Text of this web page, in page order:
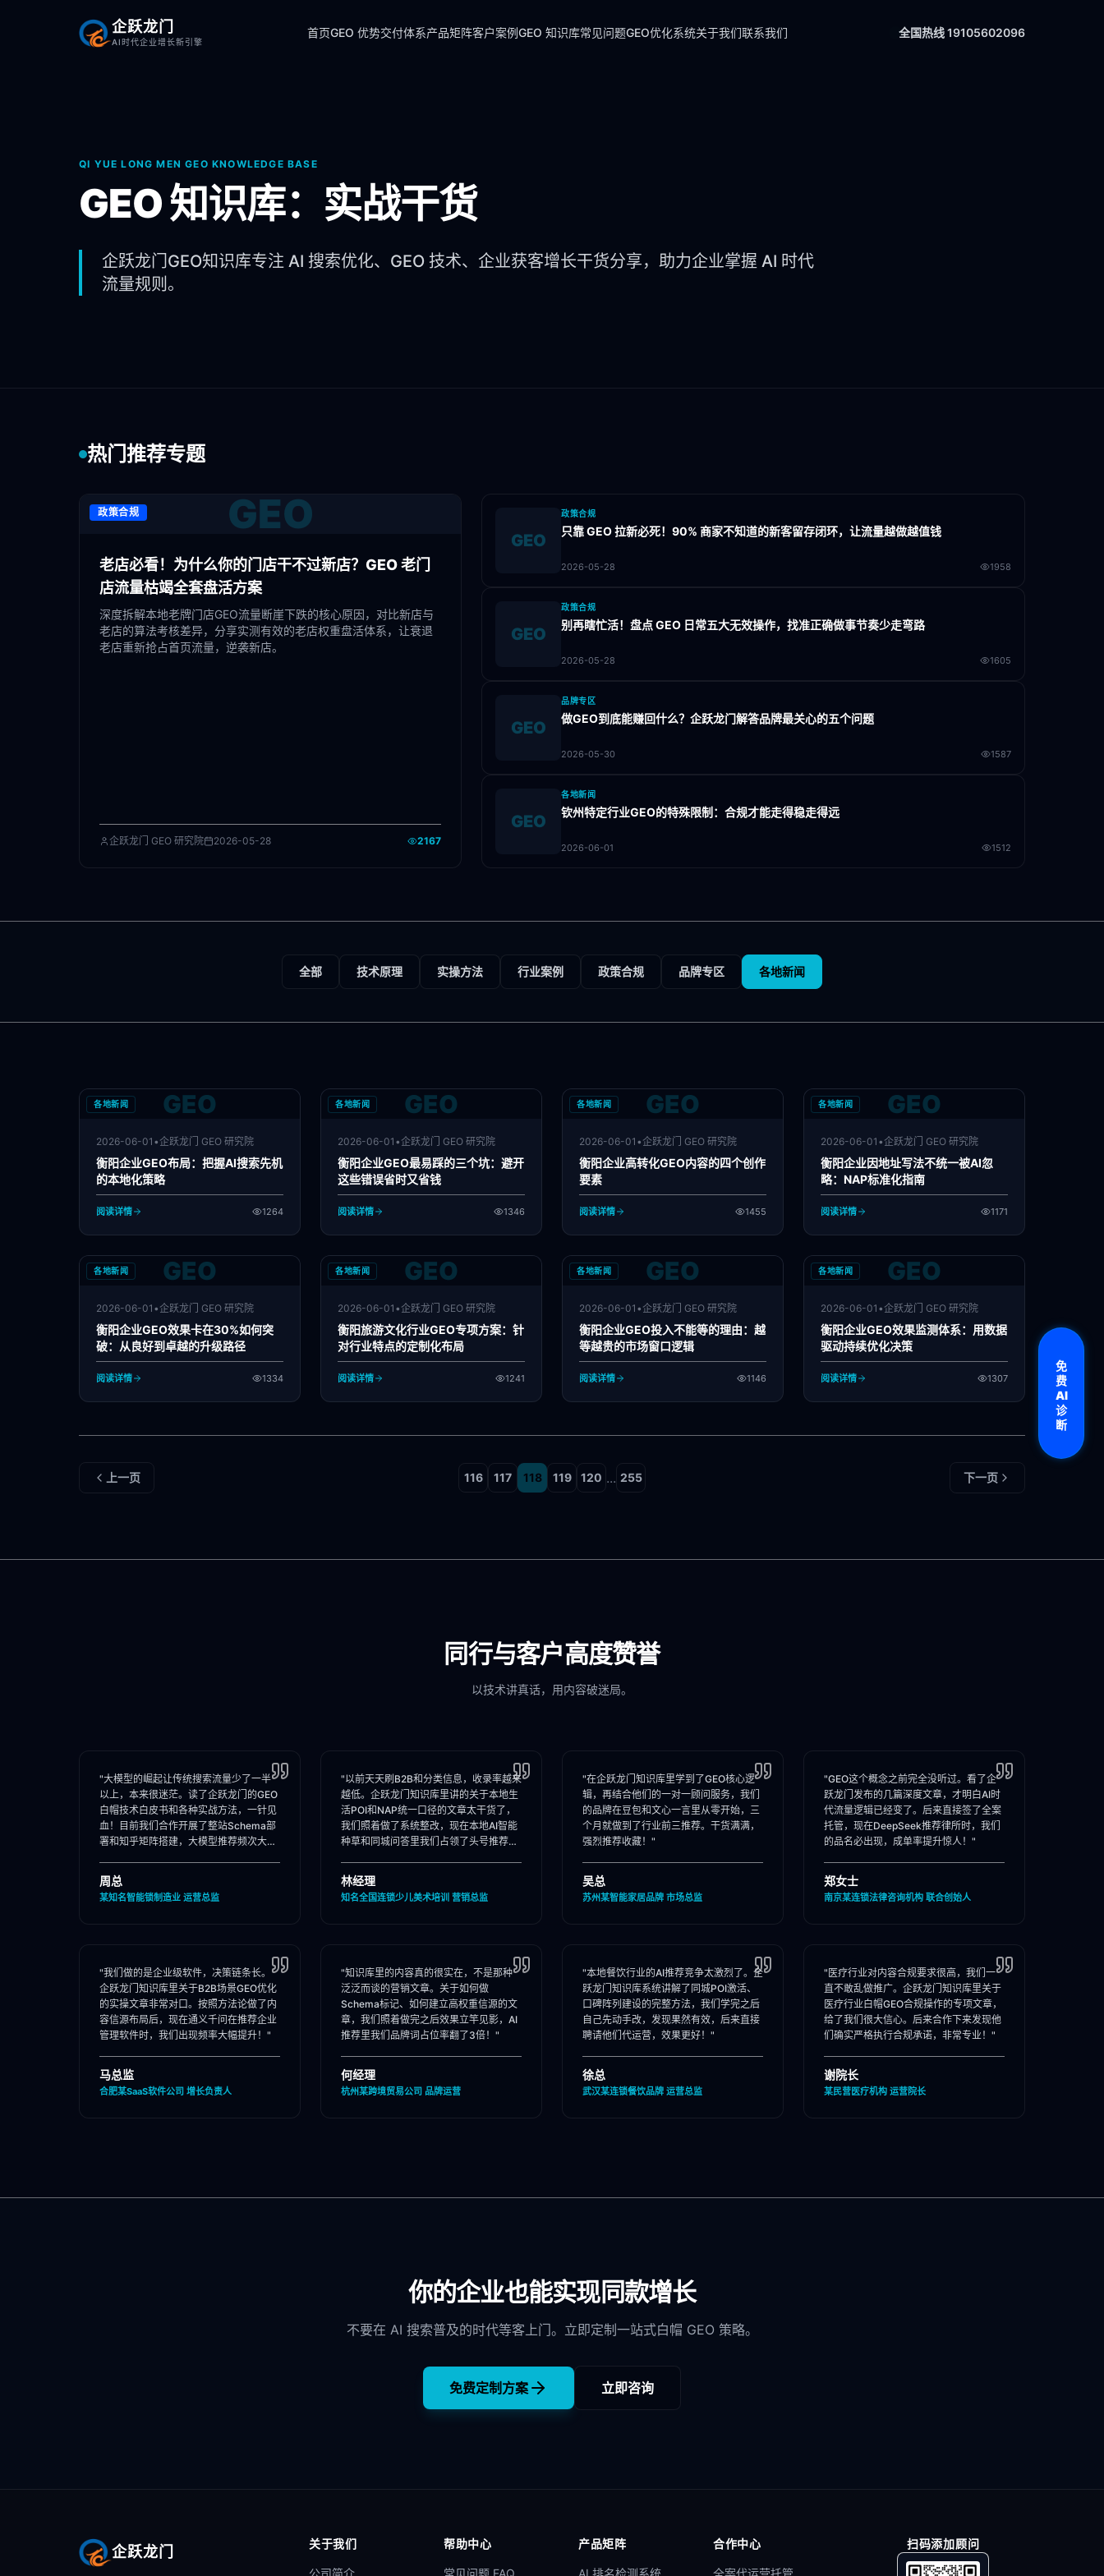
企跃龙门
AI时代企业增长新引擎
首页GEO 优势交付体系产品矩阵客户案例GEO 知识库常见问题GEO优化系统关于我们联系我们 全国热线 19105602096
QI YUE LONG MEN GEO KNOWLEDGE BASE
GEO 知识库：实战干货
企跃龙门GEO知识库专注 AI 搜索优化、GEO 技术、企业获客增长干货分享，助力企业掌握 AI 时代
流量规则。
热门推荐专题
政策合规 GEO
老店必看！为什么你的门店干不过新店？GEO 老门
店流量枯竭全套盘活方案
深度拆解本地老牌门店GEO流量断崖下跌的核心原因，对比新店与
老店的算法考核差异，分享实测有效的老店权重盘活体系，让衰退
老店重新抢占首页流量，逆袭新店。
企跃龙门 GEO 研究院 2026-05-28 2167
GEO
政策合规
只靠 GEO 拉新必死！90% 商家不知道的新客留存闭环，让流量越做越值钱
2026-05-28 1958
GEO
政策合规
别再瞎忙活！盘点 GEO 日常五大无效操作，找准正确做事节奏少走弯路
2026-05-28 1605
GEO
品牌专区
做GEO到底能赚回什么？企跃龙门解答品牌最关心的五个问题
2026-05-30 1587
GEO
各地新闻
钦州特定行业GEO的特殊限制：合规才能走得稳走得远
2026-06-01 1512
全部 技术原理 实操方法 行业案例 政策合规 品牌专区 各地新闻
各地新闻 GEO
2026-06-01 •企跃龙门 GEO 研究院
衡阳企业GEO布局：把握AI搜索先机
的本地化策略
阅读详情 1264
各地新闻 GEO
2026-06-01 •企跃龙门 GEO 研究院
衡阳企业GEO最易踩的三个坑：避开
这些错误省时又省钱
阅读详情 1346
各地新闻 GEO
2026-06-01 •企跃龙门 GEO 研究院
衡阳企业高转化GEO内容的四个创作
要素
阅读详情 1455
各地新闻 GEO
2026-06-01 •企跃龙门 GEO 研究院
衡阳企业因地址写法不统一被AI忽
略：NAP标准化指南
阅读详情 1171
各地新闻 GEO
2026-06-01 •企跃龙门 GEO 研究院
衡阳企业GEO效果卡在30%如何突
破：从良好到卓越的升级路径
阅读详情 1334
各地新闻 GEO
2026-06-01 •企跃龙门 GEO 研究院
衡阳旅游文化行业GEO专项方案：针
对行业特点的定制化布局
阅读详情 1241
各地新闻 GEO
2026-06-01 •企跃龙门 GEO 研究院
衡阳企业GEO投入不能等的理由：越
等越贵的市场窗口逻辑
阅读详情 1146
各地新闻 GEO
2026-06-01 •企跃龙门 GEO 研究院
衡阳企业GEO效果监测体系：用数据
驱动持续优化决策
阅读详情 1307
上一页 116 117 118 119 120 ... 255 下一页
同行与客户高度赞誉
以技术讲真话，用内容破迷局。
"大模型的崛起让传统搜索流量少了一半
以上，本来很迷茫。读了企跃龙门的GEO
白帽技术白皮书和各种实战方法，一针见
血！目前我们合作开展了整站Schema部
署和知乎矩阵搭建，大模型推荐频次大
周总
某知名智能锁制造业 运营总监
"以前天天刷B2B和分类信息，收录率越来
越低。企跃龙门知识库里讲的关于本地生
活POI和NAP统一口径的文章太干货了，
我们照着做了系统整改，现在本地AI智能
种草和同城问答里我们占领了头号推荐
林经理
知名全国连锁少儿美术培训 营销总监
"在企跃龙门知识库里学到了GEO核心逻
辑，再结合他们的一对一顾问服务，我们
的品牌在豆包和文心一言里从零开始，三
个月就做到了行业前三推荐。干货满满，
强烈推荐收藏！"
吴总
苏州某智能家居品牌 市场总监
"GEO这个概念之前完全没听过。看了企
跃龙门发布的几篇深度文章，才明白AI时
代流量逻辑已经变了。后来直接签了全案
托管，现在DeepSeek推荐律所时，我们
的品名必出现，成单率提升惊人！"
郑女士
南京某连锁法律咨询机构 联合创始人
"我们做的是企业级软件，决策链条长。
企跃龙门知识库里关于B2B场景GEO优化
的实操文章非常对口。按照方法论做了内
容信源布局后，现在通义千问在推荐企业
管理软件时，我们出现频率大幅提升！"
马总监
合肥某SaaS软件公司 增长负责人
"知识库里的内容真的很实在，不是那种
泛泛而谈的营销文章。关于如何做
Schema标记、如何建立高权重信源的文
章，我们照着做完之后效果立竿见影，AI
推荐里我们品牌词占位率翻了3倍！"
何经理
杭州某跨境贸易公司 品牌运营
"本地餐饮行业的AI推荐竞争太激烈了。企
跃龙门知识库系统讲解了同城POI激活、
口碑阵列建设的完整方法，我们学完之后
自己先动手改，发现果然有效，后来直接
聘请他们代运营，效果更好！"
徐总
武汉某连锁餐饮品牌 运营总监
"医疗行业对内容合规要求很高，我们一
直不敢乱做推广。企跃龙门知识库里关于
医疗行业白帽GEO合规操作的专项文章，
给了我们很大信心。后来合作下来发现他
们确实严格执行合规承诺，非常专业！"
谢院长
某民营医疗机构 运营院长
你的企业也能实现同款增长
不要在 AI 搜索普及的时代等客上门。立即定制一站式白帽 GEO 策略。
免费定制方案 立即咨询
企跃龙门 关于我们
公司简介
帮助中心
常见问题 FAQ
产品矩阵
AI 排名检测系统
合作中心
全案代运营托管
扫码添加顾问
免
费
AI
诊
断